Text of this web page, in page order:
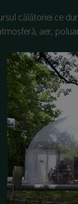
călătoriei ce
aer,